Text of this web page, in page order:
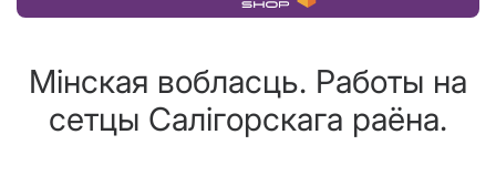
Мінская вобласць. Работы на
сетцы Салiгорскага раёна.